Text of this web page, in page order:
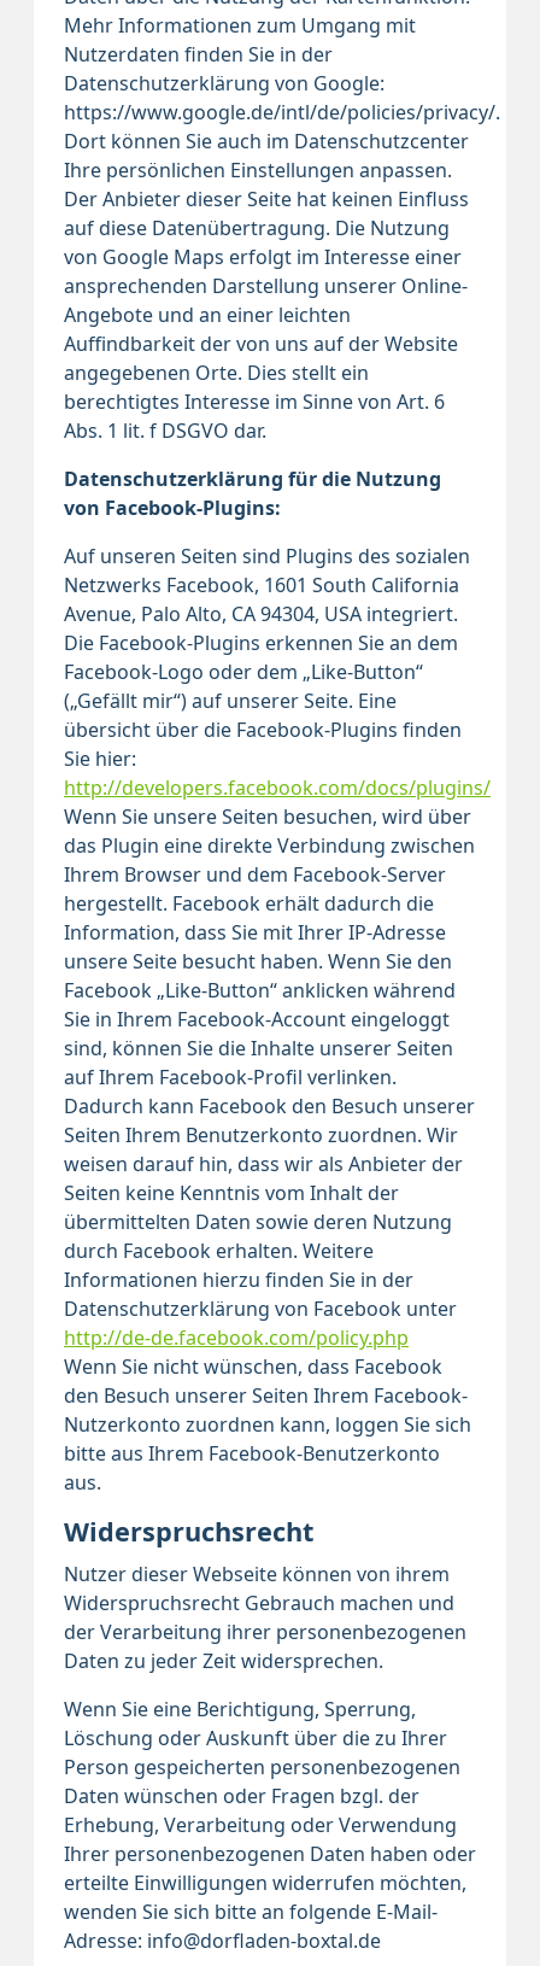
Mehr Informationen zum Umgang mit
Nutzerdaten finden Sie in der
Datenschutzerklärung von Google:
https://www.google.de/intl/de/policies/privacy/.
Dort können Sie auch im Datenschutzcenter
Ihre persönlichen Einstellungen anpassen.
Der Anbieter dieser Seite hat keinen Einfluss
auf diese Datenübertragung. Die Nutzung
von Google Maps erfolgt im Interesse einer
ansprechenden Darstellung unserer Online-
Angebote und an einer leichten
Auffindbarkeit der von uns auf der Website
angegebenen Orte. Dies stellt ein
berechtigtes Interesse im Sinne von Art. 6
Abs. 1 lit. f DSGVO dar.
Datenschutzerklärung für die Nutzung
von Facebook-Plugins:
Auf unseren Seiten sind Plugins des sozialen
Netzwerks Facebook, 1601 South California
Avenue, Palo Alto, CA 94304, USA integriert.
Die Facebook-Plugins erkennen Sie an dem
Facebook-Logo oder dem „Like-Button“
(„Gefällt mir“) auf unserer Seite. Eine
übersicht über die Facebook-Plugins finden
Sie hier:
http://developers.facebook.com/docs/plugins/
Wenn Sie unsere Seiten besuchen, wird über
das Plugin eine direkte Verbindung zwischen
Ihrem Browser und dem Facebook-Server
hergestellt. Facebook erhält dadurch die
Information, dass Sie mit Ihrer IP-Adresse
unsere Seite besucht haben. Wenn Sie den
Facebook „Like-Button“ anklicken während
Sie in Ihrem Facebook-Account eingeloggt
sind, können Sie die Inhalte unserer Seiten
auf Ihrem Facebook-Profil verlinken.
Dadurch kann Facebook den Besuch unserer
Seiten Ihrem Benutzerkonto zuordnen. Wir
weisen darauf hin, dass wir als Anbieter der
Seiten keine Kenntnis vom Inhalt der
übermittelten Daten sowie deren Nutzung
durch Facebook erhalten. Weitere
Informationen hierzu finden Sie in der
Datenschutzerklärung von Facebook unter
http://de-de.facebook.com/policy.php
Wenn Sie nicht wünschen, dass Facebook
den Besuch unserer Seiten Ihrem Facebook-
Nutzerkonto zuordnen kann, loggen Sie sich
bitte aus Ihrem Facebook-Benutzerkonto
aus.
Widerspruchsrecht
Nutzer dieser Webseite können von ihrem
Widerspruchsrecht Gebrauch machen und
der Verarbeitung ihrer personenbezogenen
Daten zu jeder Zeit widersprechen.
Wenn Sie eine Berichtigung, Sperrung,
Löschung oder Auskunft über die zu Ihrer
Person gespeicherten personenbezogenen
Daten wünschen oder Fragen bzgl. der
Erhebung, Verarbeitung oder Verwendung
Ihrer personenbezogenen Daten haben oder
erteilte Einwilligungen widerrufen möchten,
wenden Sie sich bitte an folgende E-Mail-
Adresse: info@dorfladen-boxtal.de